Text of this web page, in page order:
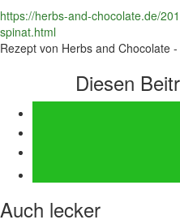
https://herbs-and-chocolate.de/
spinat.html
Rezept von Herbs and Chocolate
Diesen
Auch lecker